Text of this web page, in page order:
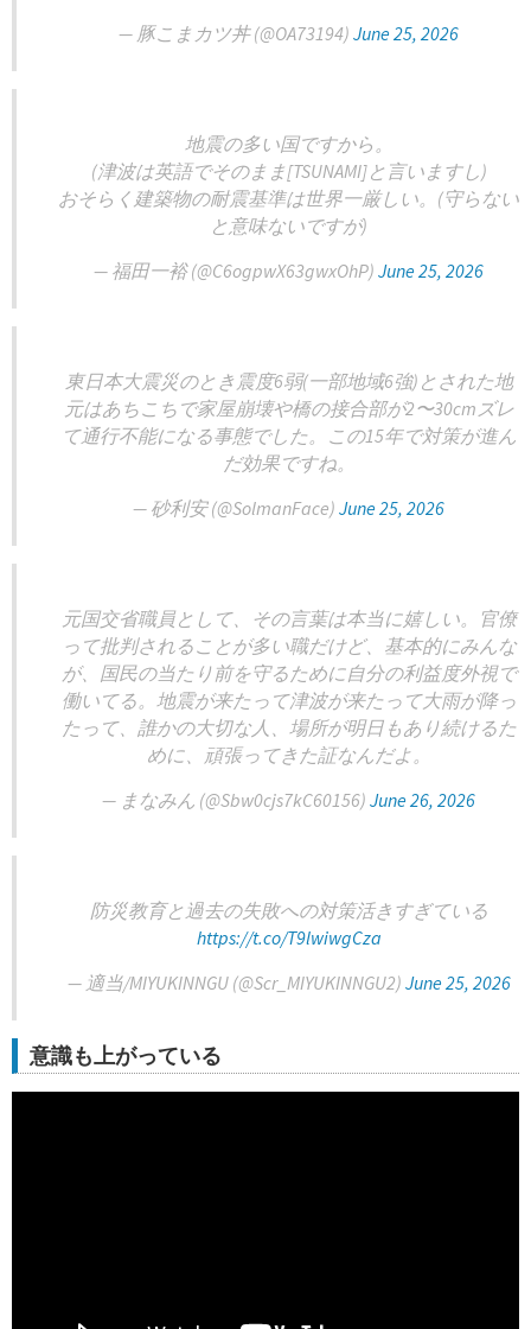
— 豚こまカツ丼 (@OA73194) June 25, 2026
地震の多い国ですから。
(津波は英語でそのまま[TSUNAMI]と言いますし)
おそらく建築物の耐震基準は世界一厳しい。(守らない
と意味ないですが)
— 福田一裕 (@C6ogpwX63gwxOhP) June 25, 2026
東日本大震災のとき震度6弱(一部地域6強)とされた地
元はあちこちで家屋崩壊や橋の接合部が2〜30cmズレ
て通行不能になる事態でした。この15年で対策が進ん
だ効果ですね。
— 砂利安 (@SolmanFace) June 25, 2026
元国交省職員として、その言葉は本当に嬉しい。官僚
って批判されることが多い職だけど、基本的にみんな
が、国民の当たり前を守るために自分の利益度外視で
働いてる。地震が来たって津波が来たって大雨が降っ
たって、誰かの大切な人、場所が明日もあり続けるた
めに、頑張ってきた証なんだよ。
— まなみん (@Sbw0cjs7kC60156) June 26, 2026
防災教育と過去の失敗への対策活きすぎている
https://t.co/T9lwiwgCza
— 適当/MIYUKINNGU (@Scr_MIYUKINNGU2) June 25, 2026
意識も上がっている